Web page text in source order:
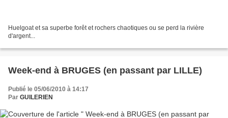
Huelgoat et sa superbe forêt et rochers chaotiques ou se perd la rivière
d'argent...
Week-end à BRUGES (en passant par LILLE)
Publié le 05/06/2010 à 14:17
Par GUILERIEN